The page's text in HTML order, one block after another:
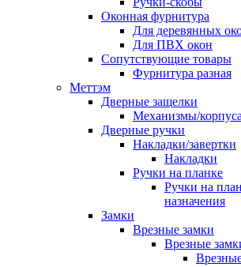
Оконная фурнитура
Для деревянных
Для ПВХ окон
Сопутствующие товары
Фурнитура разная
Меттэм
Дверные защелки
Механизмы/
Дверные ручки
Накладки/завертки
Накладки
Ручки на планке
Ручки на
назначения
Замки
Врезные замки
Врезные